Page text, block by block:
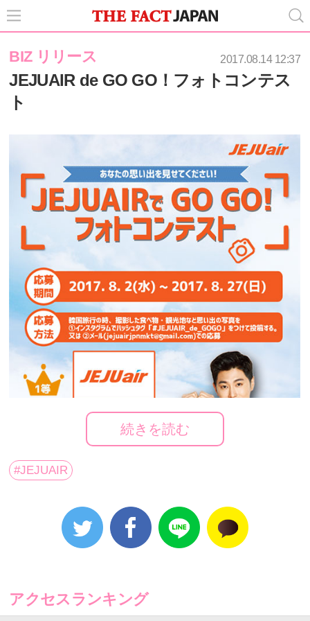
BIZ リリース 2017.08.14 12:37
JEJUAIR de GO GO！フォトコンテス
ト
韓国旅行の時、撮影した食べ物・観光地など思い出の
続きを読む
#JEJUAIR
アクセスランキング